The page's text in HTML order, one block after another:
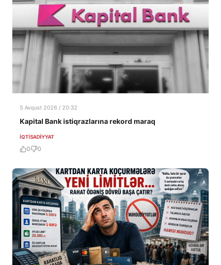
5 Avqust 2026 / 20:32
Kapital Bank istiqrazlarına rekord maraq
İQTISADIYYAT
0 0